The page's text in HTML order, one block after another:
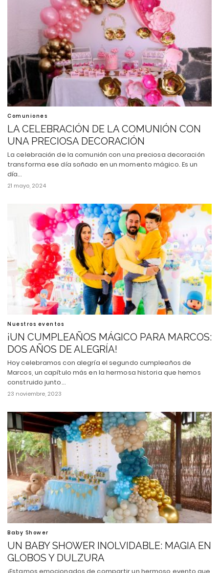
Comuniones
LA CELEBRACIÓN DE LA COMUNIÓN CON
UNA PRECIOSA DECORACIÓN
La celebración de la comunión con una preciosa decoración
transforma ese día soñado en un momento mágico. Es un
día…
21 mayo, 2024
Nuestros eventos
¡UN CUMPLEAÑOS MÁGICO PARA MARCOS:
DOS AÑOS DE ALEGRÍA!
Hoy celebramos con alegría el segundo cumpleaños de
Marcos, un capítulo más en la hermosa historia que hemos
construido junto…
23 noviembre, 2023
Baby Shower
UN BABY SHOWER INOLVIDABLE: MAGIA EN
GLOBOS Y DULZURA
¡Estamos emocionados de compartir un hermoso evento que